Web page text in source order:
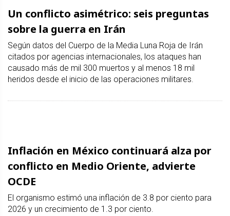
Un conflicto asimétrico: seis preguntas
sobre la guerra en Irán
Según datos del Cuerpo de la Media Luna Roja de Irán
citados por agencias internacionales, los ataques han
causado más de mil 300 muertos y al menos 18 mil
heridos desde el inicio de las operaciones militares.
Inflación en México continuará alza por
conflicto en Medio Oriente, advierte
OCDE
El organismo estimó una inflación de 3.8 por ciento para
2026 y un crecimiento de 1.3 por ciento.